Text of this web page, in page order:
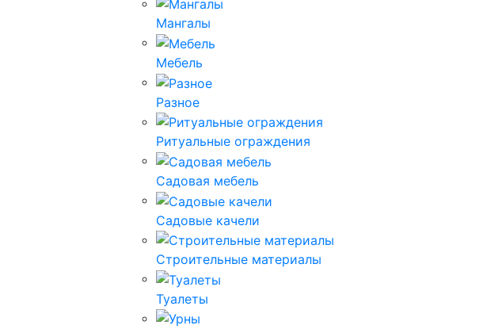
Мангалы
Мебель
Разное
Ритуальные ограждения
Садовая мебель
Садовые качели
Строительные материалы
Туалеты